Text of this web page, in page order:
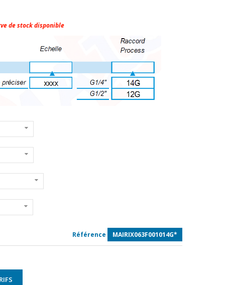
de stock disponible
Référence MAIRIX063F001014G*